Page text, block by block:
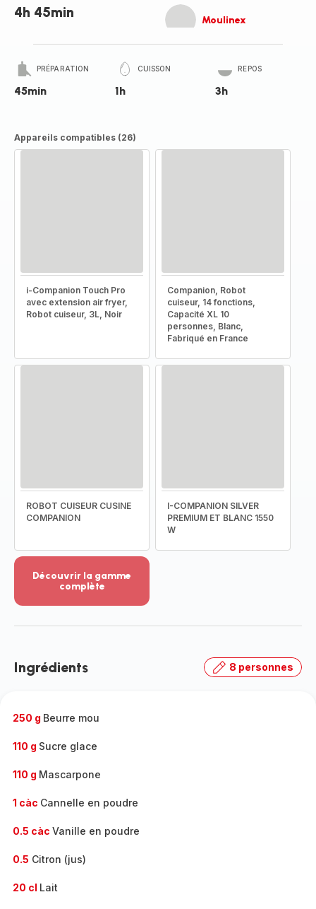
4h 45min Moulinex
PRÉPARATION
45min
CUISSON
1h
REPOS
3h
Appareils compatibles (26)
i-Companion Touch Pro
avec extension air fryer,
Robot cuiseur, 3L, Noir
Companion, Robot
cuiseur, 14 fonctions,
Capacité XL 10
personnes, Blanc,
Fabriqué en France
ROBOT CUISEUR CUSINE
COMPANION
I-COMPANION SILVER
PREMIUM ET BLANC 1550
W
Découvrir la gamme
complète
-
gamme
Ingrédients 8 personnes
250 g Beurre mou
110 g Sucre glace
110 g Mascarpone
1 càc Cannelle en poudre
0.5 càc Vanille en poudre
0.5 Citron (jus)
20 cl Lait